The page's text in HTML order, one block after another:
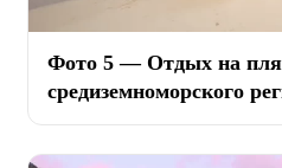
Фото 5 — Отдых на
средиземноморского